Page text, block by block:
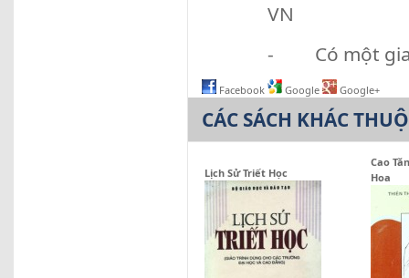
VN
- Có một giai
Facebook Google Google+
CÁC SÁCH KHÁC
Lịch Sử Triết Học
Cao
Hoa